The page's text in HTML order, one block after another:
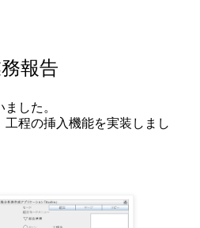
報告
した。
程の挿入機能を実装しまし